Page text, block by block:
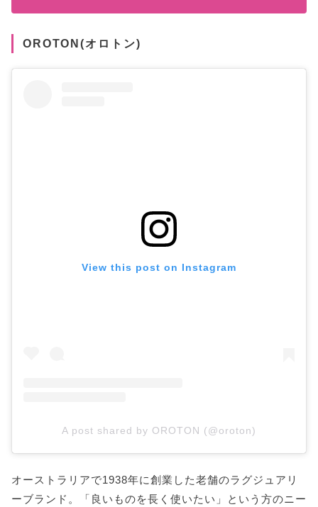
OROTON(オロトン)
View this post on Instagram
A post shared by OROTON (@oroton)
オーストラリアで1938年に創業した老舗のラグジュアリ
ーブランド。「良いものを長く使いたい」という方のニー